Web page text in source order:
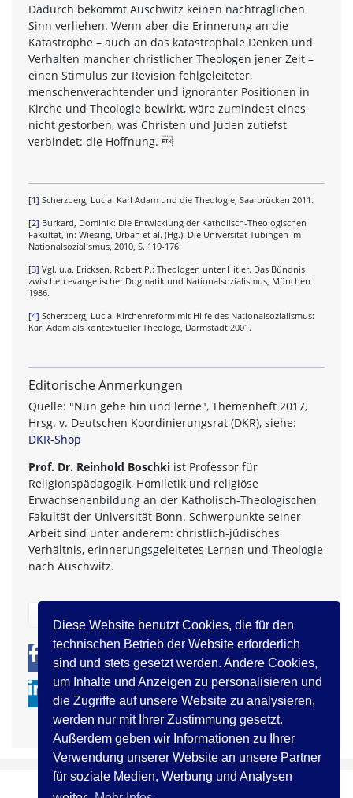
Diese Website benutzt Cookies, die für den
technischen Betrieb der Website erforderlich
sind und stets gesetzt werden. Andere Cookies,
um Inhalte und Anzeigen zu personalisieren und
die Zugriffe auf unsere Website zu analysieren,
werden nur mit Ihrer Zustimmung gesetzt.
Außerdem geben wir Informationen zu Ihrer
Verwendung unserer Website an unsere Partner
für soziale Medien, Werbung und Analysen
Dadurch bekommt Auschwitz keinen nachträglichen
Sinn verliehen. Wenn aber die Erinnerung an die
Katastrophe – auch an das katastrophale Denken und
Verhalten mancher christlicher Theologen jener Zeit –
einen Stimulus zur Revision fehlgeleiteter,
menschenverachtender und ignoranter Positionen in
Kirche und Theologie bewirkt, wäre zumindest eines
nicht gestorben, was Christen und Juden zutiefst
verbindet: die Hoffnung. 
[1] Scherzberg, Lucia: Karl Adam und die Theologie, Saarbrücken 2011.
[2] Burkard, Dominik: Die Entwicklung der Katholisch-Theologischen
Fakultät, in: Wiesing, Urban et al. (Hg.): Die Universität Tübingen im
Nationalsozialismus, 2010, S. 119-176.
[3] Vgl. u.a. Ericksen, Robert P.: Theologen unter Hitler. Das Bündnis
zwischen evangelischer Dogmatik und Nationalsozialismus, München
1986.
[4] Scherzberg, Lucia: Kirchenreform mit Hilfe des Nationalsozialismus:
Karl Adam als kontextueller Theologe, Darmstadt 2001.
Editorische Anmerkungen
Quelle: "Nun gehe hin und lerne", Themenheft 2017,
Hrsg. v. Deutschen Koordinierungsrat (DKR), siehe:
DKR-Shop
Prof. Dr. Reinhold Boschki ist Professor für
Religionspädagogik, Homiletik und religiöse
Erwachsenenbildung an der Katholisch-Theologischen
Fakultät der Universität Bonn. Schwerpunkte seiner
Arbeit sind unter anderem: christlich-jüdisches
Verhältnis, erinnerungsgeleitetes Lernen und Theologie
nach Auschwitz.
0 0